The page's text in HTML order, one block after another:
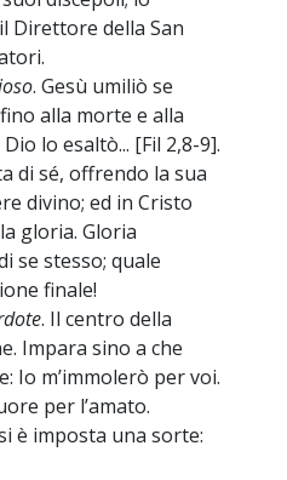
Direttore della San
. Gesù umiliò se
alla morte e alla
lo esaltò... [Fil 2,8-9].
di sé, offrendo la sua
divino; ed in Cristo
gloria. Gloria
se stesso; quale
finale!
. Il centro della
Impara sino a che
Io m’immolerò per voi.
per l’amato.
è imposta una sorte: